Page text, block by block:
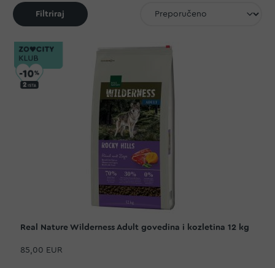
Filtriraj
Real Nature Wilderness Adult govedina i kozletina 12 kg
85,00 EUR